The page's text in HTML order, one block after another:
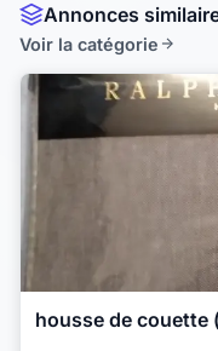
Annonces
Voir la catégorie
housse de couette